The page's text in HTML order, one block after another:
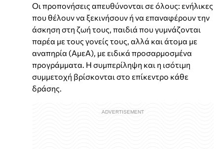
Οι προπονήσεις απευθύνονται σε όλους: ενήλικες
που θέλουν να ξεκινήσουν ή να επαναφέρουν την
άσκηση στη ζωή τους, παιδιά που γυμνάζονται
παρέα με τους γονείς τους, αλλά και άτομα με
αναπηρία (ΑμεΑ), με ειδικά προσαρμοσμένα
προγράμματα. Η συμπερίληψη και η ισότιμη
συμμετοχή βρίσκονται στο επίκεντρο κάθε
δράσης.